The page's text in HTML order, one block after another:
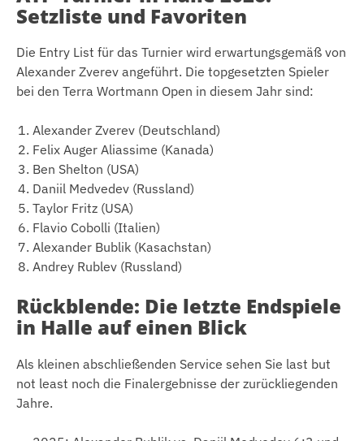
Setzliste und Favoriten
Die Entry List für das Turnier wird erwartungsgemäß von
Alexander Zverev angeführt. Die topgesetzten Spieler
bei den Terra Wortmann Open in diesem Jahr sind:
Alexander Zverev (Deutschland)
Felix Auger Aliassime (Kanada)
Ben Shelton (USA)
Daniil Medvedev (Russland)
Taylor Fritz (USA)
Flavio Cobolli (Italien)
Alexander Bublik (Kasachstan)
Andrey Rublev (Russland)
Rückblende: Die letzte Endspiele
in Halle auf einen Blick
Als kleinen abschließenden Service sehen Sie last but
not least noch die Finalergebnisse der zurückliegenden
Jahre.